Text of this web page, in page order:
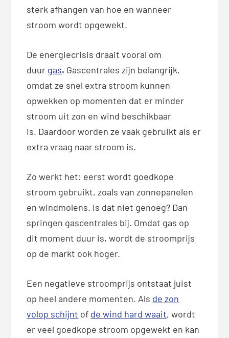
sterk afhangen van hoe en wanneer
stroom wordt opgewekt.
De energiecrisis draait vooral om
duur gas. Gascentrales zijn belangrijk,
omdat ze snel extra stroom kunnen
opwekken op momenten dat er minder
stroom uit zon en wind beschikbaar
is. Daardoor worden ze vaak gebruikt als er
extra vraag naar stroom is.
Zo werkt het: eerst wordt goedkope
stroom gebruikt, zoals van zonnepanelen
en windmolens. Is dat niet genoeg? Dan
springen gascentrales bij. Omdat gas op
dit moment duur is, wordt de stroomprijs
op de markt ook hoger.
Een negatieve stroomprijs ontstaat juist
op heel andere momenten. Als de zon
volop schijnt of de wind hard waait, wordt
er veel goedkope stroom opgewekt en kan